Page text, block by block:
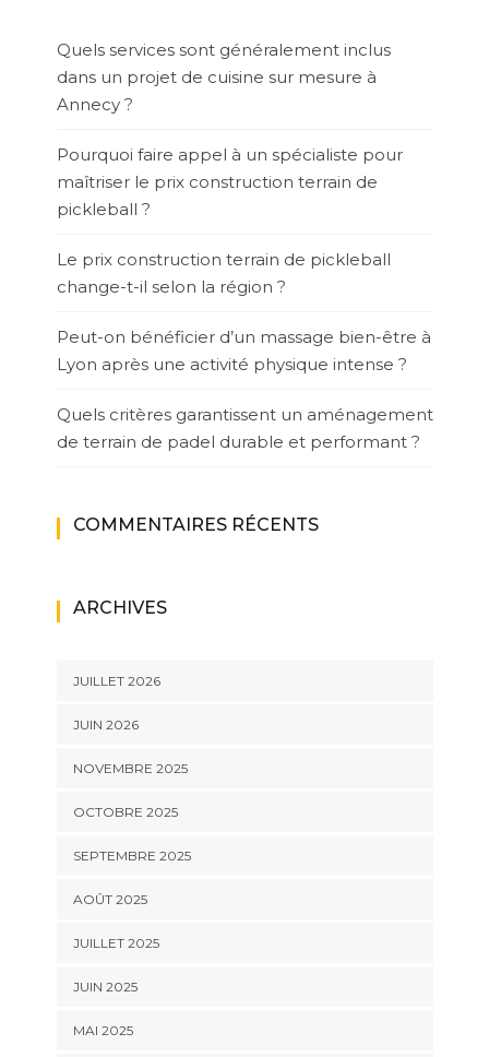
Quels services sont généralement inclus
dans un projet de cuisine sur mesure à
Annecy ?
Pourquoi faire appel à un spécialiste pour
maîtriser le prix construction terrain de
pickleball ?
Le prix construction terrain de pickleball
change-t-il selon la région ?
Peut-on bénéficier d’un massage bien-être à
Lyon après une activité physique intense ?
Quels critères garantissent un aménagement
de terrain de padel durable et performant ?
COMMENTAIRES RÉCENTS
ARCHIVES
JUILLET 2026
JUIN 2026
NOVEMBRE 2025
OCTOBRE 2025
SEPTEMBRE 2025
AOÛT 2025
JUILLET 2025
JUIN 2025
MAI 2025